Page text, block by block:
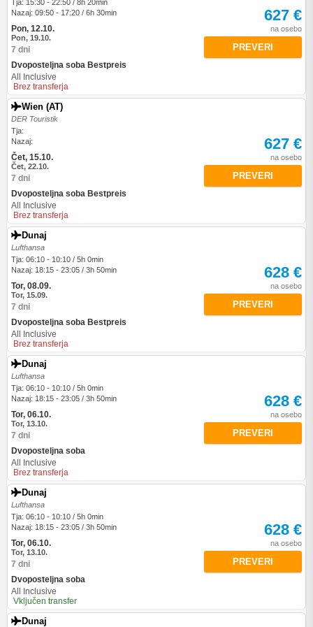
Tja: 15:30 - 22:50 / 8h 20min
Nazaj: 09:50 - 17:20 / 6h 30min
Pon, 12.10.
Pon, 19.10.
7 dni
Dvoposteljna soba Bestpreis
All Inclusive
Brez transferja
627 €
na osebo
PREVERI
Wien (AT)
DER Touristik
Tja:
Nazaj:
Čet, 15.10.
Čet, 22.10.
7 dni
Dvoposteljna soba Bestpreis
All Inclusive
Brez transferja
627 €
na osebo
PREVERI
Dunaj
Lufthansa
Tja: 06:10 - 10:10 / 5h 0min
Nazaj: 18:15 - 23:05 / 3h 50min
Tor, 08.09.
Tor, 15.09.
7 dni
Dvoposteljna soba Bestpreis
All Inclusive
Brez transferja
628 €
na osebo
PREVERI
Dunaj
Lufthansa
Tja: 06:10 - 10:10 / 5h 0min
Nazaj: 18:15 - 23:05 / 3h 50min
Tor, 06.10.
Tor, 13.10.
7 dni
Dvoposteljna soba
All Inclusive
Brez transferja
628 €
na osebo
PREVERI
Dunaj
Lufthansa
Tja: 06:10 - 10:10 / 5h 0min
Nazaj: 18:15 - 23:05 / 3h 50min
Tor, 06.10.
Tor, 13.10.
7 dni
Dvoposteljna soba
All Inclusive
Vključen transfer
628 €
na osebo
PREVERI
Dunaj